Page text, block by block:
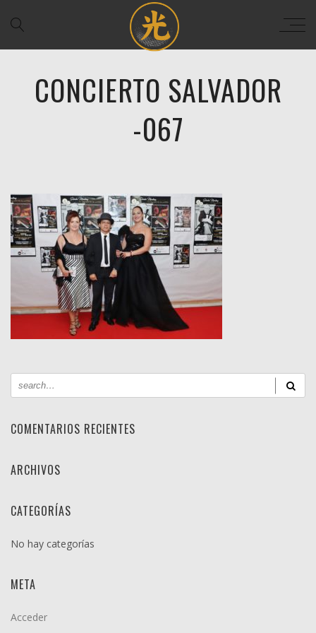
CONCIERTO SALVADOR
-067
COMENTARIOS RECIENTES
ARCHIVOS
CATEGORÍAS
No hay categorías
META
Acceder